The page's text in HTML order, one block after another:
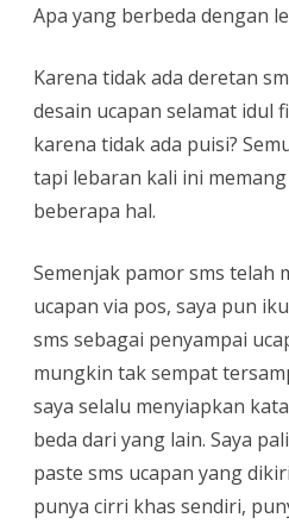
Apa yang berbeda dengan
Karena tidak ada deretan
desain ucapan selamat idul
karena tidak ada puisi?
tapi lebaran kali ini
beberapa hal.
Semenjak pamor sms telah
ucapan via pos, saya pun
sms sebagai penyampai
mungkin tak sempat
saya selalu menyiapkan
beda dari yang lain. Saya
paste sms ucapan yang
punya cirri khas sendiri,